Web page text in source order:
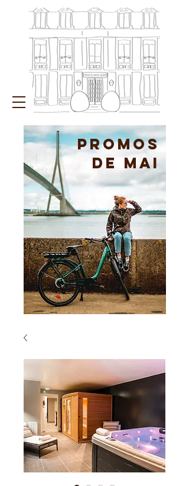
PROMOs
de mai